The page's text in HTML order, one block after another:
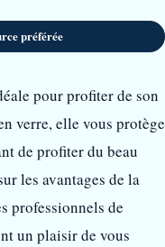
préférée
pour profiter de son
verre, elle vous protège
de profiter du beau
les avantages de la
professionnels de
un plaisir de vous